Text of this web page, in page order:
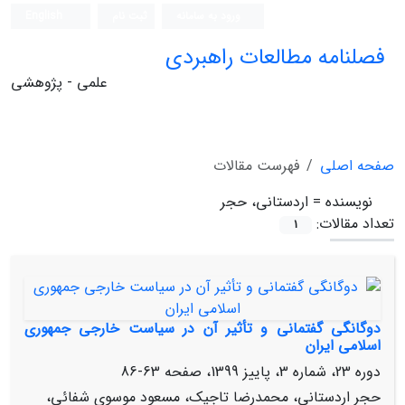
فصلنامه مطالعات راهبردی
علمی - پژوهشی
صفحه اصلی
فهرست مقالات
نویسنده = اردستانی، حجر
تعداد مقالات:
1
دوگانگی گفتمانی و تأثیر آن در سیاست خارجی جمهوری
اسلامی ایران
دوره 23، شماره 3، پاییز 1399، صفحه
63-86
حجر اردستانی، محمدرضا تاجیک، مسعود موسوی شفائی،